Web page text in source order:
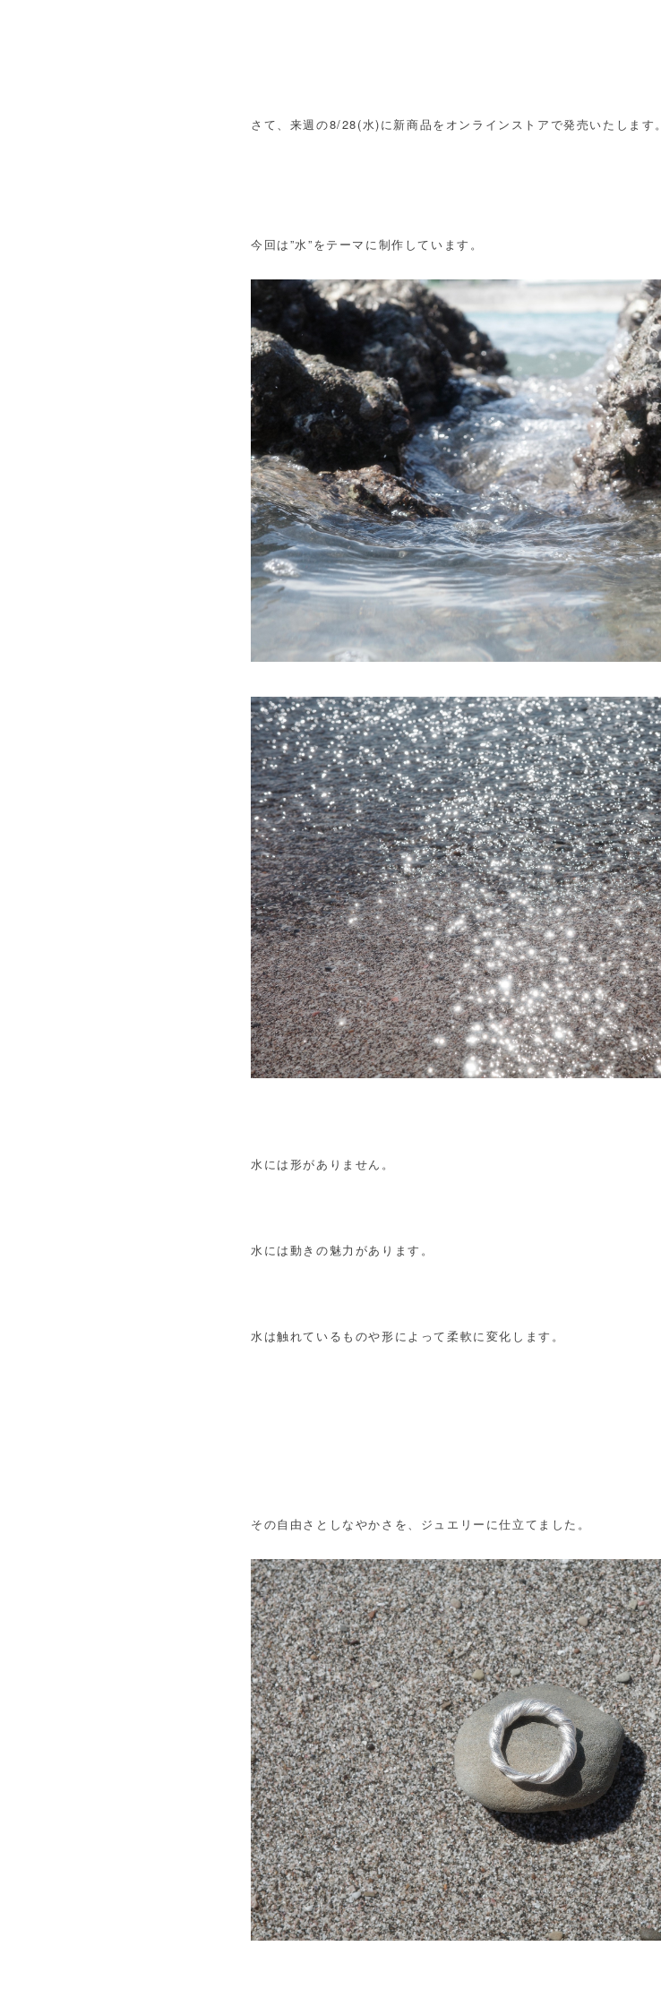
さて、来週の8/28(水)に新商品をオンラインストアで発売いたします。
今回は”水”をテーマに制作しています。
水には形がありません。
水には動きの魅力があります。
水は触れているものや形によって柔軟に変化します。
その自由さとしなやかさを、ジュエリーに仕立てました。